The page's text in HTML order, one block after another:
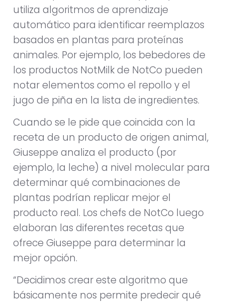
utiliza algoritmos de aprendizaje
automático para identificar reemplazos
basados en plantas para proteínas
animales. Por ejemplo, los bebedores de
los productos NotMilk de NotCo pueden
notar elementos como el repollo y el
jugo de piña en la lista de ingredientes.
Cuando se le pide que coincida con la
receta de un producto de origen animal,
Giuseppe analiza el producto (por
ejemplo, la leche) a nivel molecular para
determinar qué combinaciones de
plantas podrían replicar mejor el
producto real. Los chefs de NotCo luego
elaboran las diferentes recetas que
ofrece Giuseppe para determinar la
mejor opción.
“Decidimos crear este algoritmo que
básicamente nos permite predecir qué